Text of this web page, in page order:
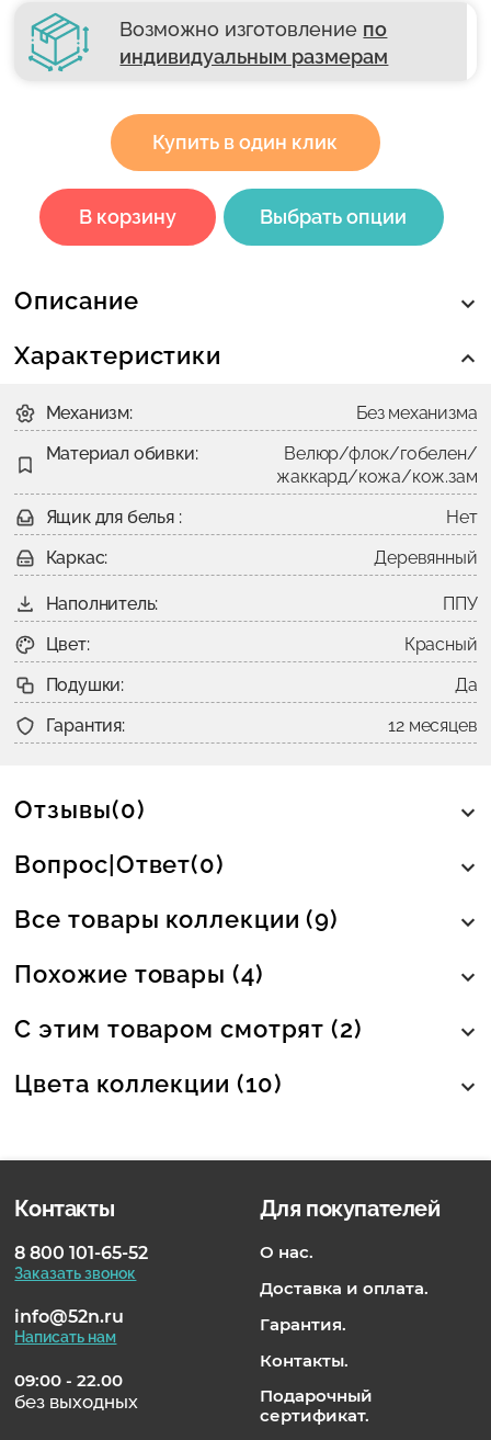
Возможно изготовление по
индивидуальным размерам
Купить в один клик
В корзину Выбрать опции
Описание
Характеристики
Механизм:
Без механизма
Материал обивки:
Велюр/флок/гобелен/
жаккард/кожа/кож.зам
Ящик для белья :
Нет
Каркас:
Деревянный
Наполнитель:
ППУ
Цвет:
Красный
Подушки:
Да
Гарантия:
12 месяцев
Отзывы(0)
Вопрос|Ответ(0)
Все товары коллекции (9)
Похожие товары (4)
С этим товаром смотрят (2)
Цвета коллекции (10)
Контакты
8 800 101-65-52
Заказать звонок
info@52n.ru
Написать нам
09:00 - 22.00
без выходных
Для покупателей
О нас.
Доставка и оплата.
Гарантия.
Контакты.
Подарочный
сертификат.